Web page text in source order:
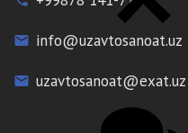
email info@uzavtosanoat.uz
email uzavtosanoat@exat.uz